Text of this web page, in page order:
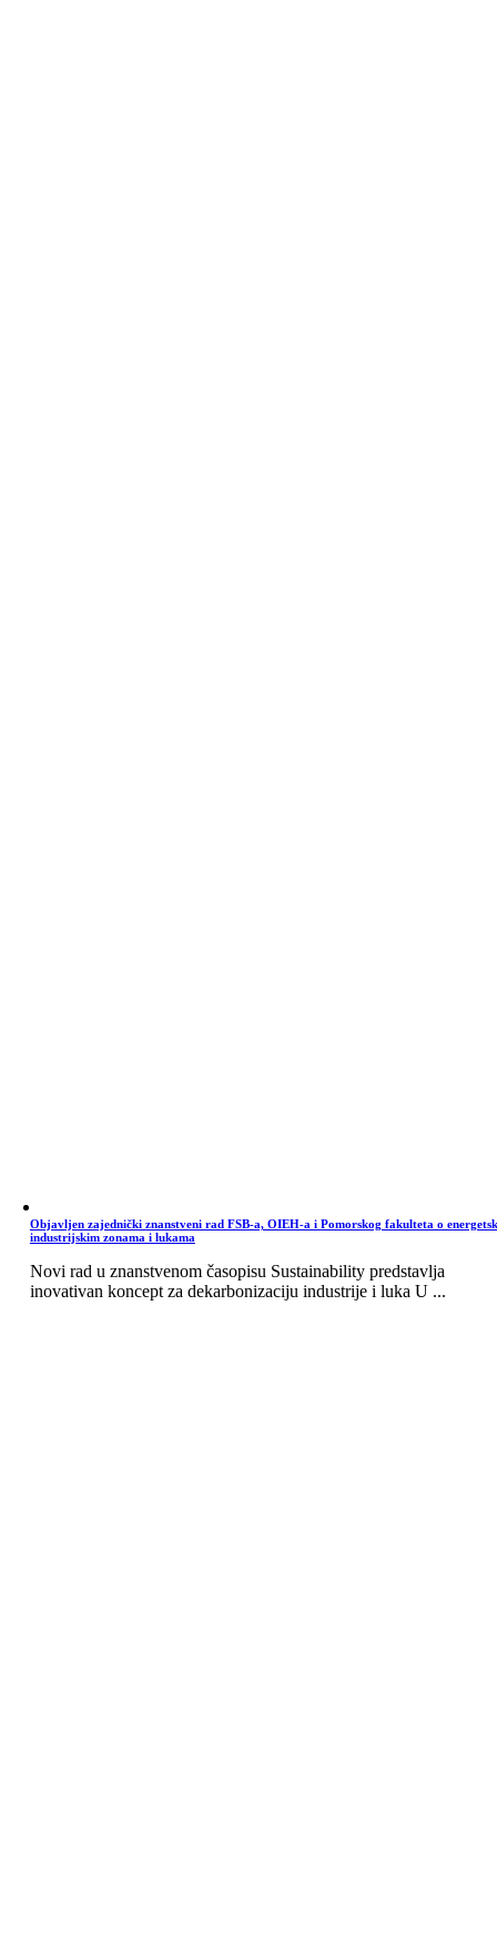
Objavljen zajednički znanstveni rad FSB-a, OIEH-a i Pomorskog fakulteta o
industrijskim zonama i lukama
Novi rad u znanstvenom časopisu Sustainability predstavlja
inovativan koncept za dekarbonizaciju industrije i luka U ...